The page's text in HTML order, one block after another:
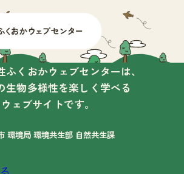
ふくおかウェブセンターは、
生物多様性を楽しく学べる
ウェブサイトです。
環境局 環境共生部 自然共生課